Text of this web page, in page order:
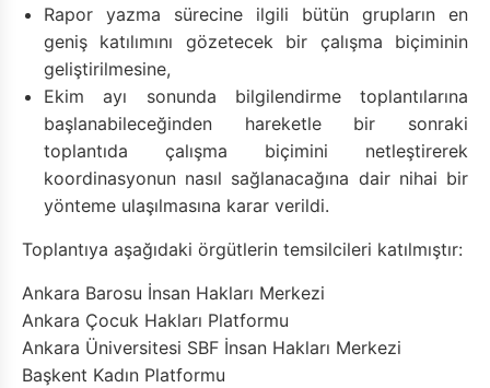
Rapor yazma sürecine ilgili bütün grupların en
geniş katılımını gözetecek bir çalışma biçiminin
geliştirilmesine,
Ekim ayı sonunda bilgilendirme toplantılarına
başlanabileceğinden hareketle bir sonraki
toplantıda çalışma biçimini netleştirerek
koordinasyonun nasıl sağlanacağına dair nihai bir
yönteme ulaşılmasına karar verildi.
Toplantıya aşağıdaki örgütlerin temsilcileri katılmıştır:
Ankara Barosu İnsan Hakları Merkezi
Ankara Çocuk Hakları Platformu
Ankara Üniversitesi SBF İnsan Hakları Merkezi
Başkent Kadın Platformu